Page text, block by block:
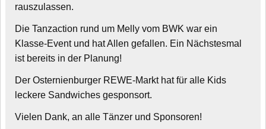
rauszulassen.
Die Tanzaction rund um Melly vom BWK war ein
Klasse-Event und hat Allen gefallen. Ein Nächstesmal
ist bereits in der Planung!
Der Osternienburger REWE-Markt hat für alle Kids
leckere Sandwiches gesponsort.
Vielen Dank, an alle Tänzer und Sponsoren!